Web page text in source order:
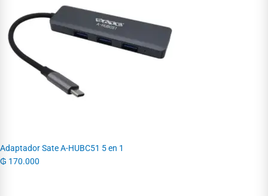
Adaptador Sate A-HUBC51 5 en 1
₲ 170.000